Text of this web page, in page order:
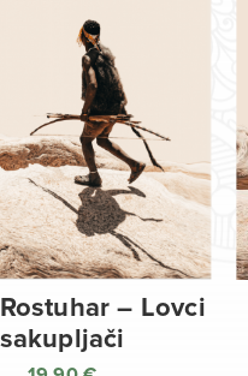
– Lovci
sakupljači